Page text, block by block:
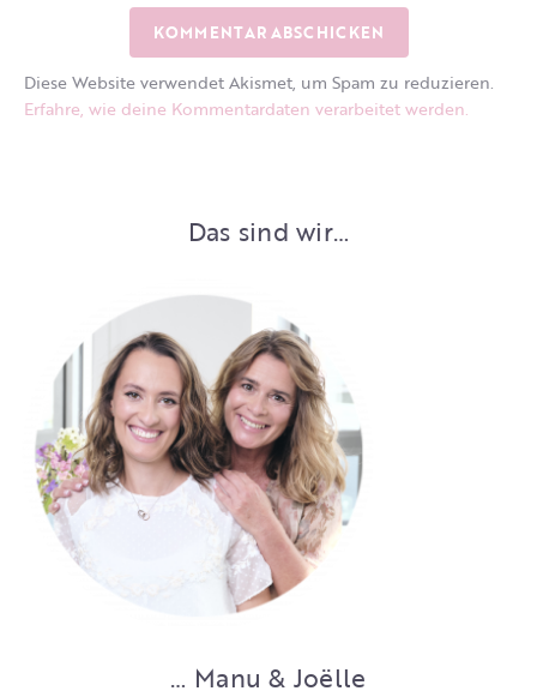
Diese Website verwendet Akismet, um Spam zu reduzieren.
Erfahre, wie deine Kommentardaten verarbeitet werden.
Das sind wir…
… Manu & Joëlle